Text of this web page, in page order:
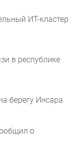
ИТ-кластер
в республике
берегу Инсара
о